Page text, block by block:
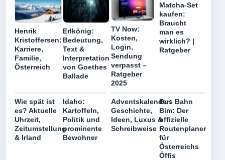
Henrik
Kristoffersen:
Karriere,
Familie,
Österreich
Erlkönig:
Bedeutung,
Text &
Interpretation
von Goethes
Ballade
TV Now:
Kosten,
Login,
Sendung
verpasst –
Ratgeber
2025
Matcha-Set
kaufen:
Braucht
man es
wirklich? |
Ratgeber
Wie spät ist
es? Aktuelle
Uhrzeit,
Zeitumstellung
& Irland
Idaho:
Kartoffeln,
Politik und
prominente
Bewohner
Adventskalender:
Geschichte,
Ideen, Luxus &
Schreibweise
Bus Bahn
Bim: Der
offizielle
Routenplaner
für
Österreichs
Öffis